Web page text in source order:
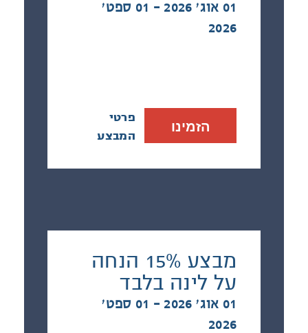
01 אוג׳ 2026 - 01 ספט׳
2026
הזמינו
פרטי
המבצע
מבצע 15% הנחה
על לינה בלבד
01 אוג׳ 2026 - 01 ספט׳
2026